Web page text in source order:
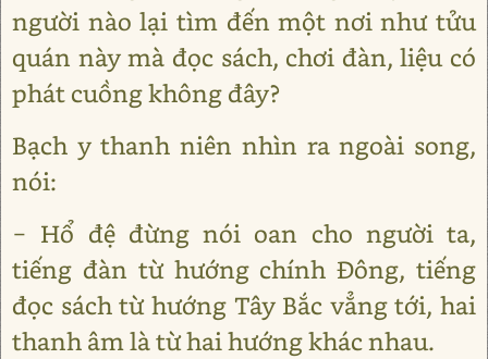
người nào lại tìm đến một nơi như tửu
quán này mà đọc sách, chơi đàn, liệu có
phát cuồng không đây?
Bạch y thanh niên nhìn ra ngoài song,
nói:
− Hổ đệ đừng nói oan cho người ta,
tiếng đàn từ hướng chính Đông, tiếng
đọc sách từ hướng Tây Bắc vẳng tới, hai
thanh âm là từ hai hướng khác nhau.